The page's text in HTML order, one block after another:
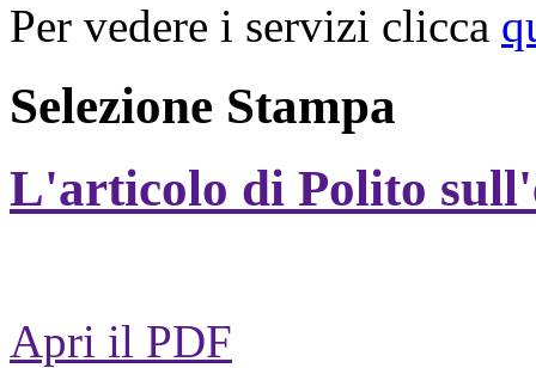
Per vedere i servizi clicca
Selezione Stampa
L'articolo di Polito
Apri il PDF